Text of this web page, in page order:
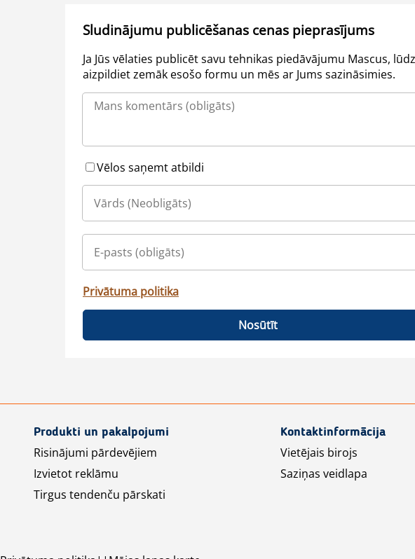
Sludinājumu publicēšanas cenas pieprasījums
Ja Jūs vēlaties publicēt savu tehnikas piedāvājumu Mascus,
aizpildiet zemāk esošo formu un mēs ar Jums sazināsimies.
Vēlos saņemt atbildi
Privātuma politika
Nosūtīt
Produkti un pakalpojumi
Risinājumi pārdevējiem
Izvietot reklāmu
Tirgus tendenču pārskati
Kontaktinformācija
Vietējais birojs
Saziņas veidlapa